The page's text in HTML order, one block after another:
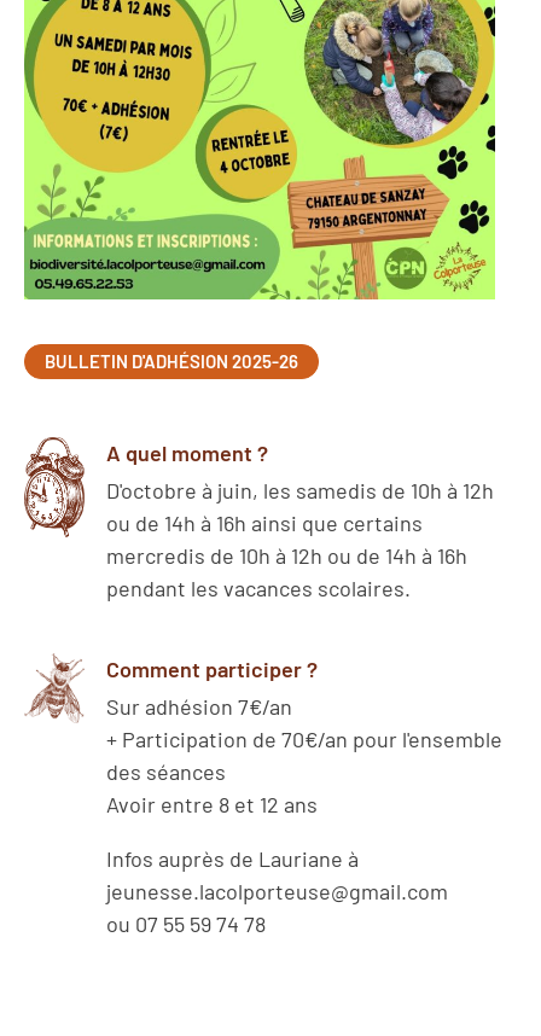
BULLETIN D'ADHÉSION 2025-26
A quel moment ?
D'octobre à juin, les samedis de 10h à 12h
ou de 14h à 16h ainsi que certains
mercredis de 10h à 12h ou de 14h à 16h
pendant les vacances scolaires.
Comment participer ?
Sur adhésion 7€/an
+ Participation de 70€/an pour l'ensemble
des séances
Avoir entre 8 et 12 ans
Infos auprès de Lauriane à
jeunesse.lacolporteuse@gmail.com
ou 07 55 59 74 78